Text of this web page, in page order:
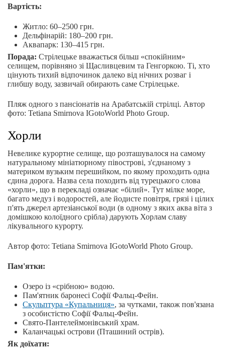
Вартість:
Житло: 60–2500 грн.
Дельфінарій: 180–200 грн.
Аквапарк: 130–415 грн.
Порада: Стрілецьке вважається більш «спокійним»
селищем, порівняно зі Щасливцевим та Генгоркою. Ті, хто
цінують тихий відпочинок далеко від нічних розваг і
глибшу воду, зазвичай обирають саме Стрілецьке.
Пляж одного з пансіонатів на Арабатській стрілці. Автор
фото: Tetiana Smirnova IGotoWorld Photo Group.
Хорли
Невелике курортне селище, що розташувалося на самому
натуральному мініатюрному півострові, з'єднаному з
материком вузьким перешийком, по якому проходить одна
єдина дорога. Назва села походить від турецького слова
«хорли», що в перекладі означає «білий». Тут мілке море,
багато медуз і водоростей, але йодисте повітря, грязі і цілих
п'ять джерел артезіанської води (в одному з яких аква віта з
домішкою колоїдного срібла) дарують Хорлам славу
лікувального курорту.
Автор фото: Tetiana Smirnova IGotoWorld Photo Group.
Пам'ятки:
Озеро із «срібною» водою.
Пам'ятник баронесі Софії Фальц-Фейн.
Скульптура «Купальниця», за чутками, також пов'язана
з особистістю Софії Фальц-Фейн.
Свято-Пантелеймонівський храм.
Каланчацькі острови (Пташиний острів).
Як доїхати: